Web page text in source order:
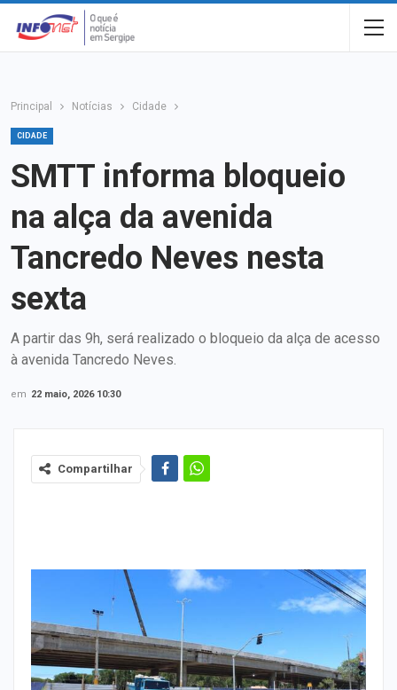
Principal Notícias Cidade
CIDADE
SMTT informa bloqueio
na alça da avenida
Tancredo Neves nesta
sexta
A partir das 9h, será realizado o bloqueio da alça de acesso
à avenida Tancredo Neves.
em 22 maio, 2026 10:30
Compartilhar